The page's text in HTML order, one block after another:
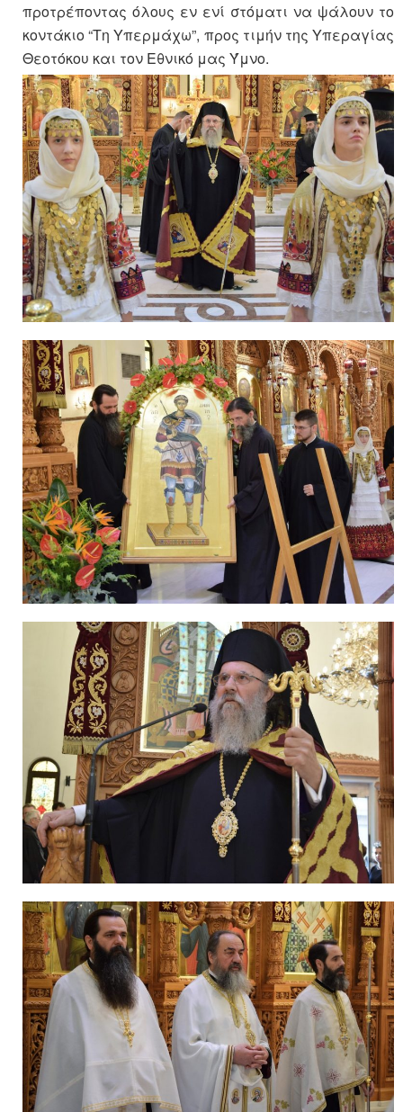
προτρέποντας όλους εν ενί στόματι να ψάλουν το
κοντάκιο “Τη Υπερμάχω”, προς τιμήν της Υπεραγίας
Θεοτόκου και τον Εθνικό μας Ύμνο.